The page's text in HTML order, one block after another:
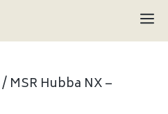
/ MSR Hubba NX –